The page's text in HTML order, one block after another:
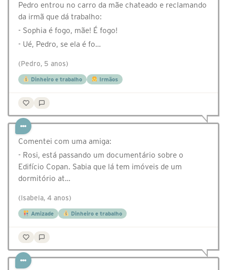
Pedro entrou no carro da mãe chateado e reclamando
da irmã que dá trabalho:
- Sophia é fogo, mãe! É fogo!
- Ué, Pedro, se ela é fo…
(Pedro, 5 anos)
Dinheiro e trabalho Irmãos
Comentei com uma amiga:
- Rosi, está passando um documentário sobre o
Edifício Copan. Sabia que lá tem imóveis de um
dormitório at…
(Isabela, 4 anos)
Amizade Dinheiro e trabalho